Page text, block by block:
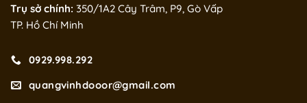
Trụ sở chính: 350/1A2 Cây Trâm, P9, Gò Vấp
TP. Hồ Chí Minh
0929.998.292
quangvinhdooor@gmail.com